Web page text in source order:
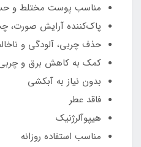
مناسب پوست مختلط و
پاک‌کننده آرایش صورت،
حذف چربی، آلودگی و
کمک به کاهش برق و
بدون نیاز به آبکشی
فاقد عطر
هیپوآلرژنیک
مناسب استفاده روزانه